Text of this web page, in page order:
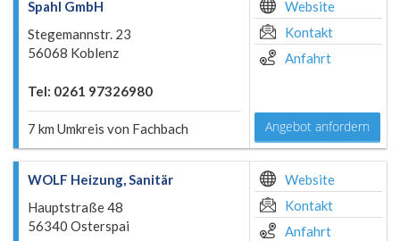
Spahl GmbH
Stegemannstr. 23
56068 Koblenz
Tel: 0261 97326980
7 km Umkreis von Fachbach
Website
Kontakt
Anfahrt
Angebot anfordern
WOLF Heizung, Sanitär
Hauptstraße 48
56340 Osterspai
Website
Kontakt
Anfahrt